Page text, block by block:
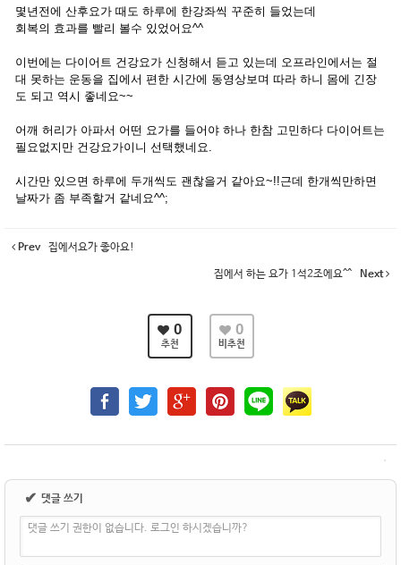
몇년전에 산후요가 때도 하루에 한강좌씩 꾸준히 들었는데
회복의 효과를 빨리 볼수 있었어요^^
이번에는 다이어트 건강요가 신청해서 듣고 있는데 오프라인에서는 절
대 못하는 운동을 집에서 편한 시간에 동영상보며 따라 하니 몸에 긴장
도 되고 역시 좋네요~~
어깨 허리가 아파서 어떤 요가를 들어야 하나 한참 고민하다 다이어트는
필요없지만 건강요가이니 선택했네요.
시간만 있으면 하루에 두개씩도 괜찮을거 같아요~!!근데 한개씩만하면
날짜가 좀 부족할거 같네요^^;
Prev 집에서요가 좋아요!
집에서 하는 요가 1석2조에요^^ Next
0
추천
0
비추천
✔ 댓글 쓰기
댓글 쓰기 권한이 없습니다. 로그인 하시겠습니까?